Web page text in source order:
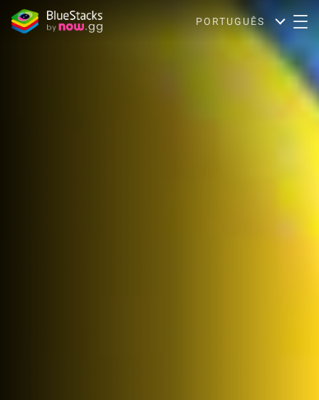
PORTUGUÊS